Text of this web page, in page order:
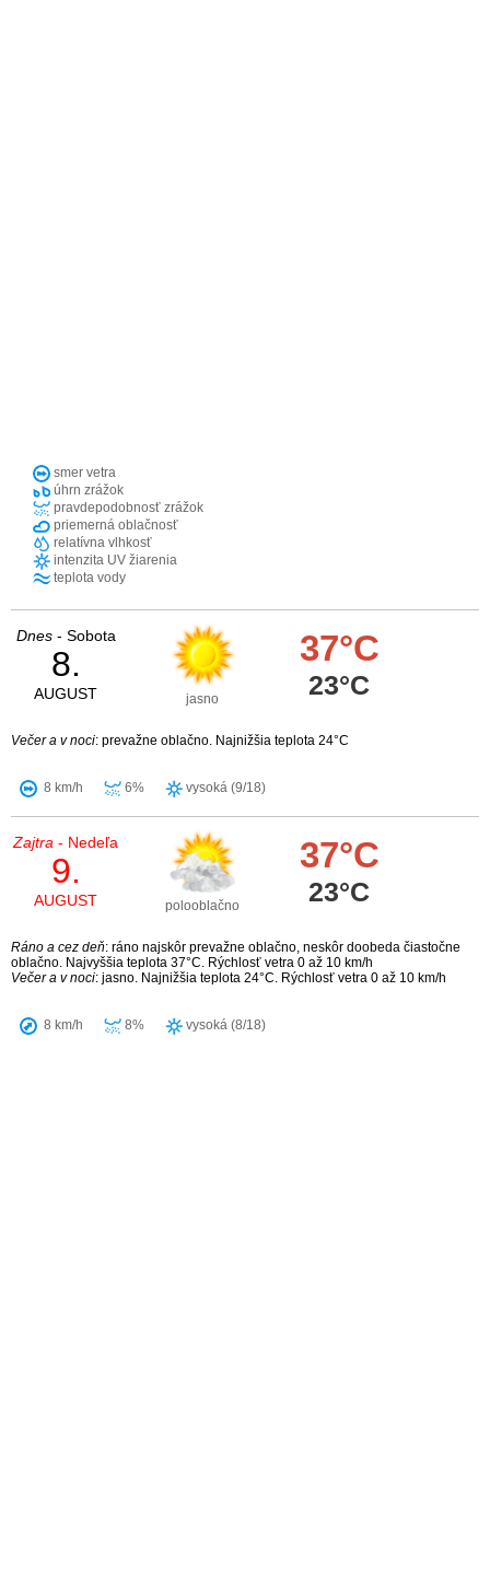
smer vetra
úhrn zrážok
pravdepodobnosť zrážok
priemerná oblačnosť
relatívna vlhkosť
intenzita UV žiarenia
teplota vody
Dnes- Sobota
8.
AUGUST jasno
37°C
23°C
Večer a v noci: prevažne oblačno. Najnižšia teplota 24°C
8 km/h 6% vysoká (9/18)
Zajtra - Nedeľa
9.
AUGUST polooblačno
37°C
23°C
Ráno a cez deň: ráno najskôr prevažne oblačno, neskôr doobeda čiastočne
oblačno. Najvyššia teplota 37°C. Rýchlosť vetra 0 až 10 km/h
Večer a v noci: jasno. Najnižšia teplota 24°C. Rýchlosť vetra 0 až 10 km/h
8 km/h 8% vysoká (8/18)